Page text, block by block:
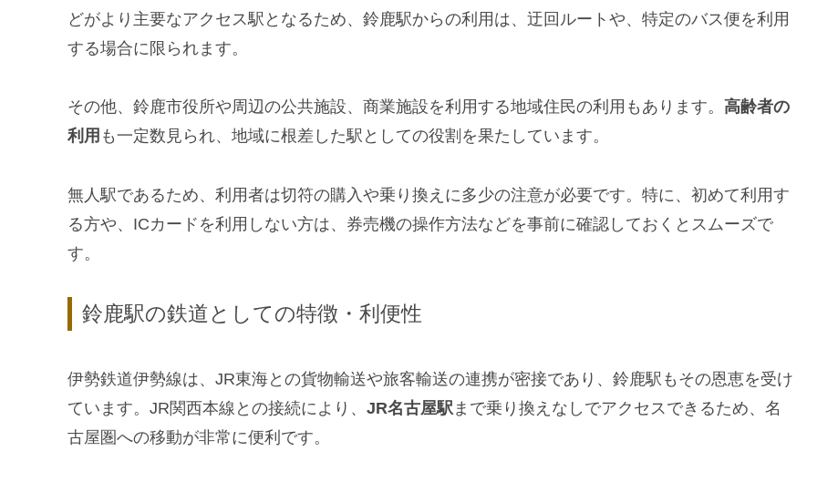
どがより主要なアクセス駅となるため、鈴鹿駅からの利用は、迂回ルートや、特定のバス便を利用
する場合に限られます。
その他、鈴鹿市役所や周辺の公共施設、商業施設を利用する地域住民の利用もあります。 高齢者の
利用 も一定数見られ、地域に根差した駅としての役割を果たしています。
無人駅であるため、利用者は切符の購入や乗り換えに多少の注意が必要です。特に、初めて利用す
る方や、ICカードを利用しない方は、券売機の操作方法などを事前に確認しておくとスムーズで
す。
鈴鹿駅の鉄道としての特徴・利便性
伊勢鉄道伊勢線は、JR東海との貨物輸送や旅客輸送の連携が密接であり、鈴鹿駅もその恩恵を受け
ています。JR関西本線との接続により、 JR名古屋駅 まで乗り換えなしでアクセスできるため、名
古屋圏への移動が非常に便利です。